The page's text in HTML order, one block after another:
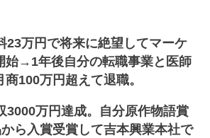
23万円で将来に絶望してマーケ
始→1年後自分の転職事業と医師
100万円超えて退職。
3000万円達成。自分原作物語賞
ら入賞受賞して吉本興業本社で